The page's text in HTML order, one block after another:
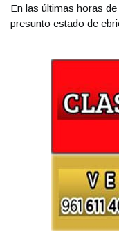
En las últimas horas
presunto estado de